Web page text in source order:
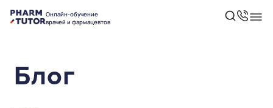
Онлайн-обучение
врачей и фармацевтов
Блог